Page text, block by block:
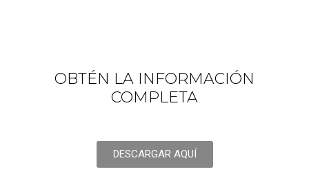
OBTÉN LA INFORMACIÓN
COMPLETA
DESCARGAR AQUÍ